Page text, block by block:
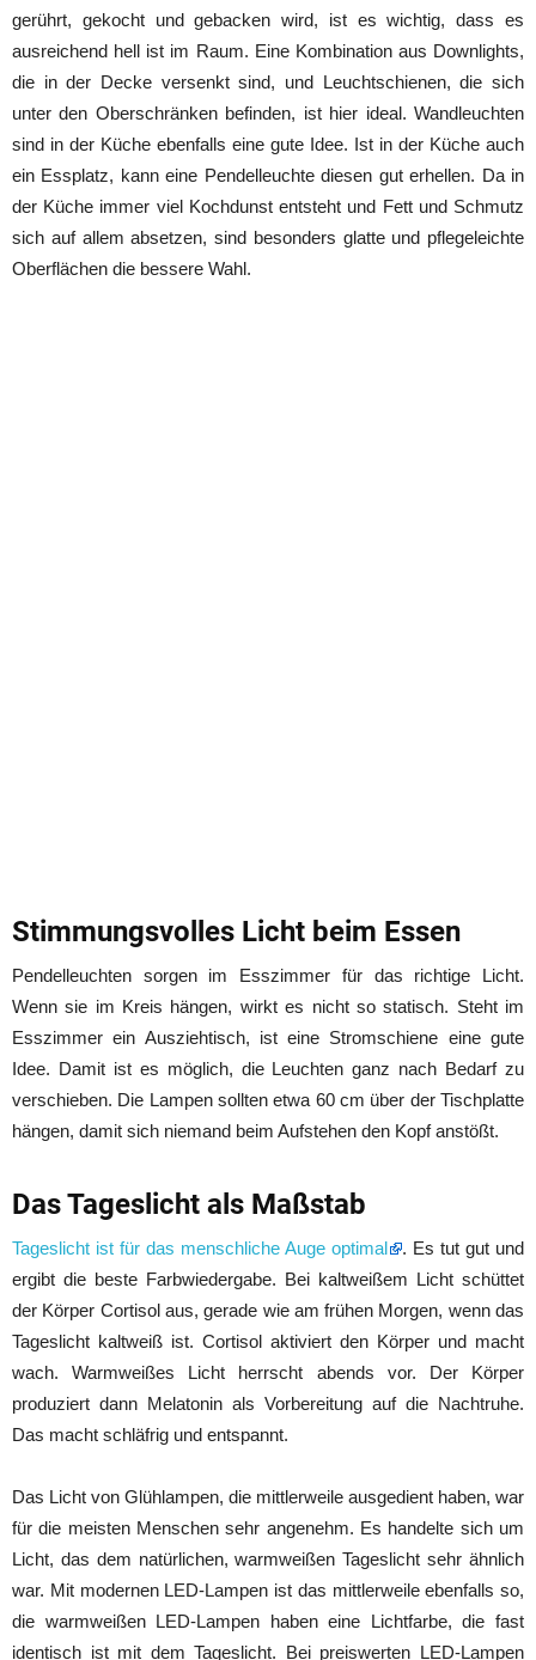
gerührt, gekocht und gebacken wird, ist es wichtig, dass es
ausreichend hell ist im Raum. Eine Kombination aus Downlights,
die in der Decke versenkt sind, und Leuchtschienen, die sich
unter den Oberschränken befinden, ist hier ideal. Wandleuchten
sind in der Küche ebenfalls eine gute Idee. Ist in der Küche auch
ein Essplatz, kann eine Pendelleuchte diesen gut erhellen. Da in
der Küche immer viel Kochdunst entsteht und Fett und Schmutz
sich auf allem absetzen, sind besonders glatte und pflegeleichte
Oberflächen die bessere Wahl.
Stimmungsvolles Licht beim Essen
Pendelleuchten sorgen im Esszimmer für das richtige Licht.
Wenn sie im Kreis hängen, wirkt es nicht so statisch. Steht im
Esszimmer ein Ausziehtisch, ist eine Stromschiene eine gute
Idee. Damit ist es möglich, die Leuchten ganz nach Bedarf zu
verschieben. Die Lampen sollten etwa 60 cm über der Tischplatte
hängen, damit sich niemand beim Aufstehen den Kopf anstößt.
Das Tageslicht als Maßstab
Tageslicht ist für das menschliche Auge optimal
. Es tut gut und
ergibt die beste Farbwiedergabe. Bei kaltweißem Licht schüttet
der Körper Cortisol aus, gerade wie am frühen Morgen, wenn das
Tageslicht kaltweiß ist. Cortisol aktiviert den Körper und macht
wach. Warmweißes Licht herrscht abends vor. Der Körper
produziert dann Melatonin als Vorbereitung auf die Nachtruhe.
Das macht schläfrig und entspannt.
Das Licht von Glühlampen, die mittlerweile ausgedient haben, war
für die meisten Menschen sehr angenehm. Es handelte sich um
Licht, das dem natürlichen, warmweißen Tageslicht sehr ähnlich
war. Mit modernen LED-Lampen ist das mittlerweile ebenfalls so,
die warmweißen LED-Lampen haben eine Lichtfarbe, die fast
identisch ist mit dem Tageslicht. Bei preiswerten LED-Lampen